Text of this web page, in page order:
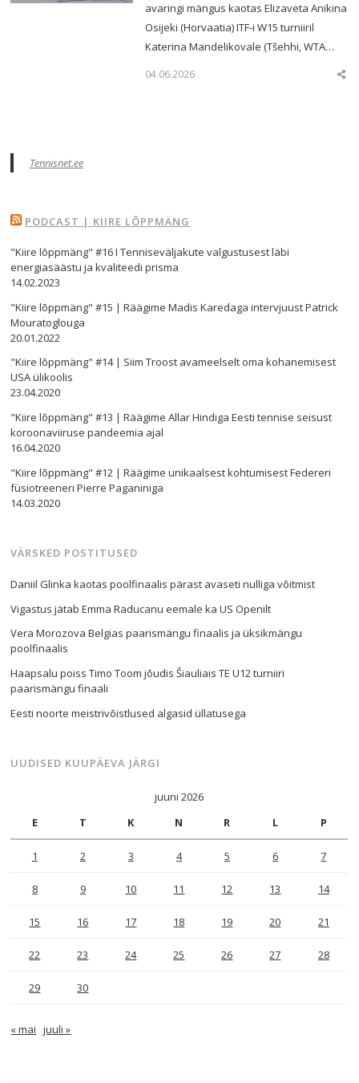
avaringi mängus kaotas Elizaveta Anikina
Osijeki (Horvaatia) ITF-i W15 turniiril
Katerina Mandelikovale (Tšehhi, WTA…
04.06.2026
Tennisnet.ee
PODCAST | KIIRE LÕPPMÄNG
"Kiire lõppmäng" #16 I Tenniseväljakute valgustusest läbi
energiasäästu ja kvaliteedi prisma
14.02.2023
"Kiire lõppmäng" #15 | Räägime Madis Karedaga intervjuust Patrick
Mouratoglouga
20.01.2022
"Kiire lõppmäng" #14 | Siim Troost avameelselt oma kohanemisest
USA ülikoolis
23.04.2020
"Kiire lõppmäng" #13 | Räägime Allar Hindiga Eesti tennise seisust
koroonaviiruse pandeemia ajal
16.04.2020
"Kiire lõppmäng" #12 | Räägime unikaalsest kohtumisest Federeri
füsiotreeneri Pierre Paganiniga
14.03.2020
VÄRSKED POSTITUSED
Daniil Glinka kaotas poolfinaalis pärast avaseti nulliga võitmist
Vigastus jätab Emma Raducanu eemale ka US Openilt
Vera Morozova Belgias paarismängu finaalis ja üksikmängu
poolfinaalis
Haapsalu poiss Timo Toom jõudis Šiauliais TE U12 turniiri
paarismängu finaali
Eesti noorte meistrivõistlused algasid üllatusega
UUDISED KUUPÄEVA JÄRGI
juuni 2026
E
T K N R L P
1 2 3 4 5 6 7
8 9 10 11 12 13 14
15 16 17 18 19 20 21
22 23 24 25 26 27 28
29 30
« mai juuli »